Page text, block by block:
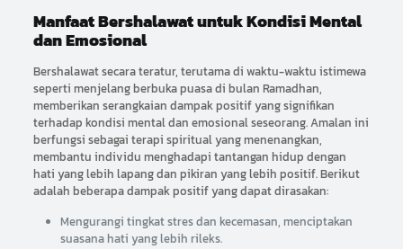
Manfaat Bershalawat untuk Kondisi Mental
dan Emosional
Bershalawat secara teratur, terutama di waktu-waktu istimewa
seperti menjelang berbuka puasa di bulan Ramadhan,
memberikan serangkaian dampak positif yang signifikan
terhadap kondisi mental dan emosional seseorang. Amalan ini
berfungsi sebagai terapi spiritual yang menenangkan,
membantu individu menghadapi tantangan hidup dengan
hati yang lebih lapang dan pikiran yang lebih positif. Berikut
adalah beberapa dampak positif yang dapat dirasakan:
Mengurangi tingkat stres dan kecemasan, menciptakan
suasana hati yang lebih rileks.